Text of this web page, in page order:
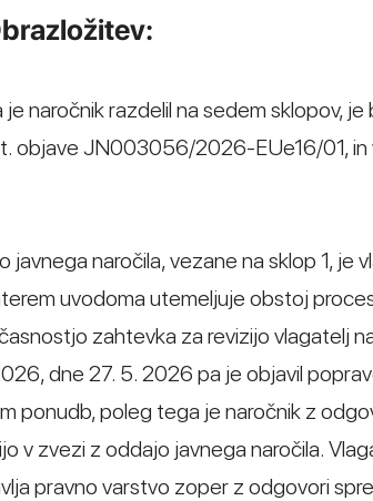
naročnik razdelil na sedem sklopov, je
objave JN003056/2026-EUe16/01, in
naročila, vezane na sklop 1, je
uvodoma utemeljuje obstoj
zahtevka za revizijo vlagatelj
dne 27. 5. 2026 pa je objavil
ponudb, poleg tega je naročnik z
v zvezi z oddajo javnega naročila.
pravno varstvo zoper z odgovori